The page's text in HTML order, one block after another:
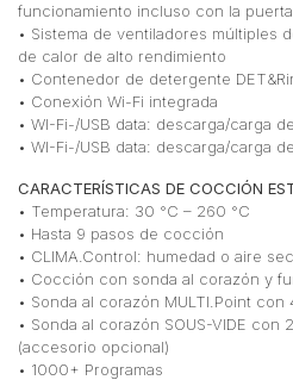
funcionamiento incluso con la
• Sistema de ventiladores múltiples
de calor de alto rendimiento
• Contenedor de detergente
• Conexión Wi-Fi integrada
• WI-Fi-/USB data: descarga/carga
• WI-Fi-/USB data: descarga/carga
CARACTERÍSTICAS DE COCCIÓN
• Temperatura: 30 °C – 260 °C
• Hasta 9 pasos de cocción
• CLIMA.Control: humedad o aire
• Cocción con sonda al corazón y
• Sonda al corazón MULTI.Point
• Sonda al corazón SOUS-VIDE con
(accesorio opcional)
• 1000+ Programas